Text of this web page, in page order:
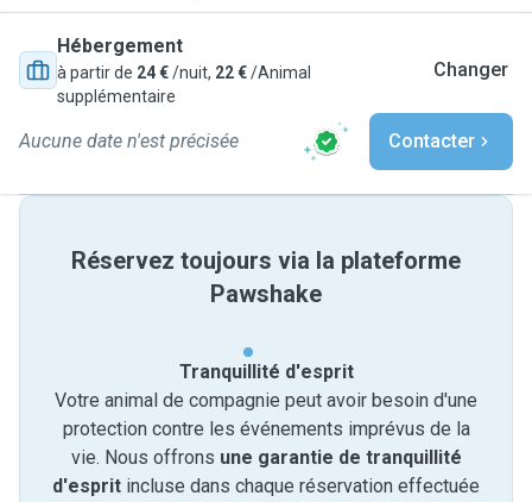
Hébergement
à partir de 24 €/nuit, 22 €/Animal
supplémentaire
Changer
Aucune date n'est précisée Contacter
Réservez toujours via la plateforme
Pawshake
Tranquillité d'esprit
Votre animal de compagnie peut avoir besoin d'une
protection contre les événements imprévus de la
vie. Nous offrons une garantie de tranquillité
d'esprit incluse dans chaque réservation effectuée